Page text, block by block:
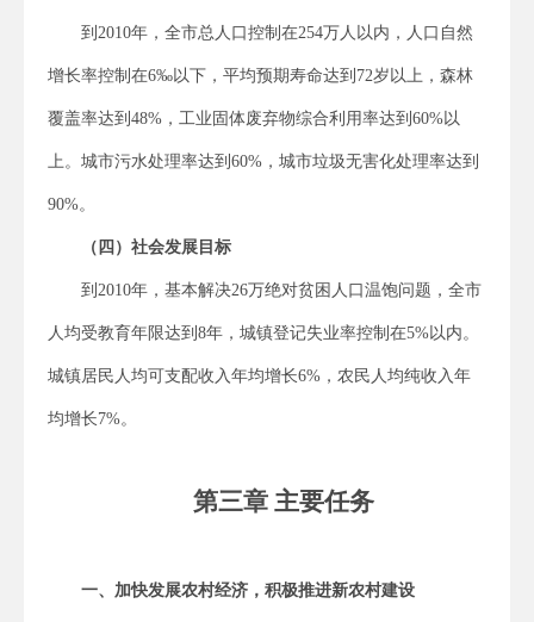
到2010年，全市总人口控制在254万人以内，人口自然
增长率控制在6‰以下，平均预期寿命达到72岁以上，森林
覆盖率达到48%，工业固体废弃物综合利用率达到60%以
上。城市污水处理率达到60%，城市垃圾无害化处理率达到
90%。
（四）社会发展目标
到2010年，基本解决26万绝对贫困人口温饱问题，全市
人均受教育年限达到8年，城镇登记失业率控制在5%以内。
城镇居民人均可支配收入年均增长6%，农民人均纯收入年
均增长7%。
第三章 主要任务
一、加快发展农村经济，积极推进新农村建设